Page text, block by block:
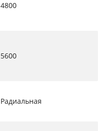
4800
5600
Радиальная